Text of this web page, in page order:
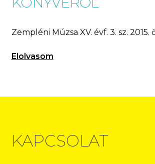
Zempléni Múzsa XV. évf. 3. sz. 2015.
Elolvasom
KAPCSOLAT